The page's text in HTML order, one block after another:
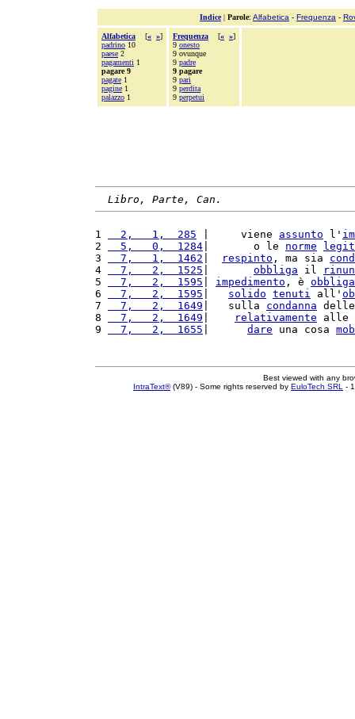
Indice| Parole: Alfabetica - Frequenza -
Alfabetica [« »]
padrino 10
paese 2
pagamenti 1
pagare 9
pagate 1
pagine 1
palazzo 1
Frequenza [« »]
9 onesto
9 ovunque
9 padre
9 pagare
9 pari
9 perdita
9 perpetui
Libro, Parte, Can.
1
  2,   1,  285
|     viene assunto l'
2
  5,   0,  1284
|       o le norme
3
  7,   1,  1462
respinto , ma sia
4
  7,   2,  1525
obbliga il
5
  7,   2,  1595
impedimento , è
6
  7,   2,  1595
solido tenuti all'
7
  7,   2,  1649
|   sulla condanna
8
  7,   2,  1649
relativamente alle
9
  7,   2,  1655
dare una cosa
Best viewed with any
IntraText®(V89) - Some rights reserved by EuloTech SRL -